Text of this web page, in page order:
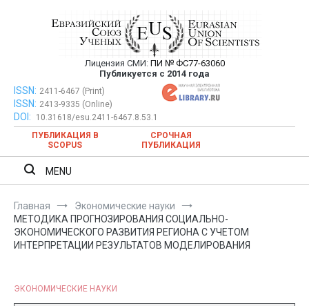
Евразийский Союз Ученых —
публикация научных статей в
ежемесячном научном журнале
Лицензия СМИ: ПИ № ФС77-63060
Публикуется с 2014 года
Евразийский Союз Ученых — публикация научных статей в
ежемесячном научном журнале
ISSN: 2411-6467 (Print)
ISSN: 2413-9335 (Online)
DOI:
10.31618/esu.2411-6467.8.53.1
ПУБЛИКАЦИЯ В
SCOPUS
СРОЧНАЯ
ПУБЛИКАЦИЯ
MENU
Главная
Экономические науки
МЕТОДИКА ПРОГНОЗИРОВАНИЯ СОЦИАЛЬНО-
ЭКОНОМИЧЕСКОГО РАЗВИТИЯ РЕГИОНА С УЧЕТОМ
ИНТЕРПРЕТАЦИИ РЕЗУЛЬТАТОВ МОДЕЛИРОВАНИЯ
ЭКОНОМИЧЕСКИЕ НАУКИ